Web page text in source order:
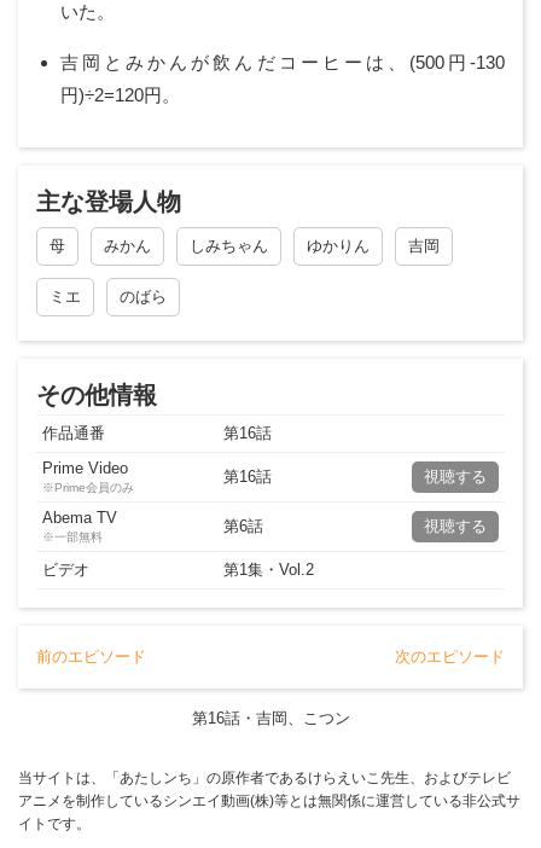
いた。
吉岡とみかんが飲んだコーヒーは、(500円-130
円)÷2=120円。
主な登場人物
母 みかん しみちゃん ゆかりん 吉岡
ミエ のばら
その他情報
作品通番 第16話
Prime Video
※Prime会員のみ
第16話 視聴する
Abema TV
※一部無料
第6話 視聴する
ビデオ 第1集・Vol.2
前のエピソード 次のエピソード
第16話・ 吉岡、こつン
当サイトは、「あたしンち」の原作者であるけらえいこ先生、およびテレビ
アニメを制作しているシンエイ動画(株)等とは無関係に運営している非公式サ
イトです。